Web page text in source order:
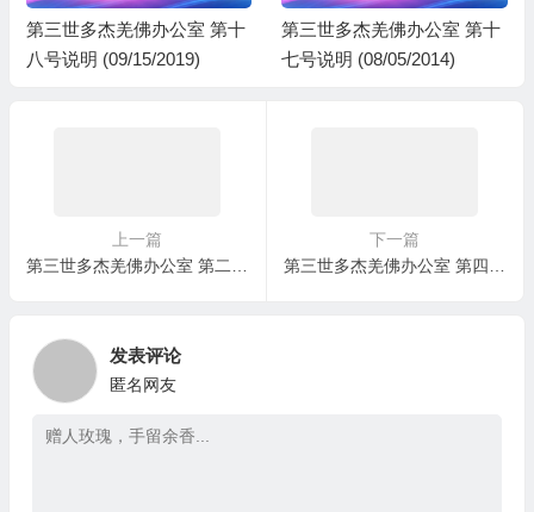
第三世多杰羌佛办公室 第十
八号说明 (09/15/2019)
第三世多杰羌佛办公室 第十
七号说明 (08/05/2014)
上一篇
下一篇
发表评论
匿名网友